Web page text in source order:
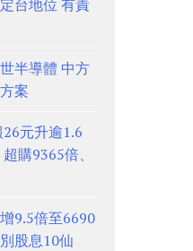
台地位 有責
半導體 中方
案
元升逾1.6
購9365倍、
9.5倍至6690
股息10仙